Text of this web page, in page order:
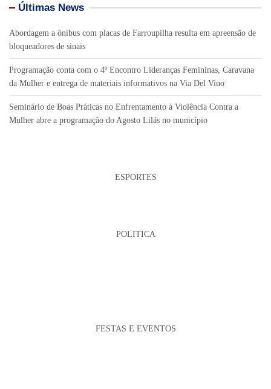
Últimas News
Abordagem a ônibus com placas de Farroupilha resulta em apreensão de
bloqueadores de sinais
Programação conta com o 4º Encontro Lideranças Femininas, Caravana
da Mulher e entrega de materiais informativos na Via Del Vino
Seminário de Boas Práticas no Enfrentamento à Violência Contra a
Mulher abre a programação do Agosto Lilás no município
ESPORTES
POLITICA
FESTAS E EVENTOS